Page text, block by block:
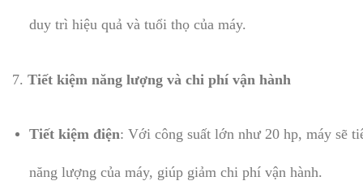
duy trì hiệu quả và tuổi thọ của máy.
7. Tiết kiệm năng lượng và chi phí vận hành
Tiết kiệm điện: Với công suất lớn như 20 hp, máy sẽ
năng lượng của máy, giúp giảm chi phí vận hành.